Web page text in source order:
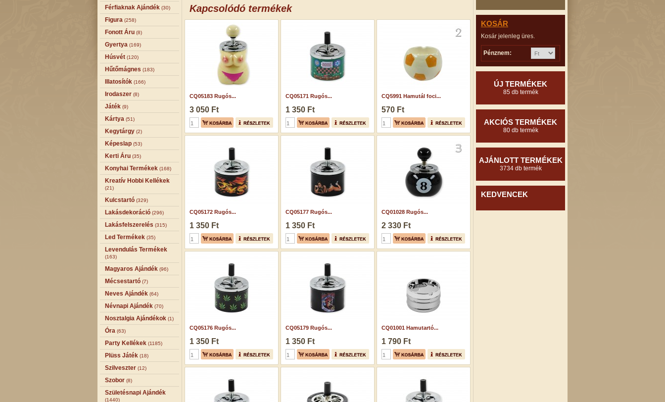
Férfiaknak Ajándék (30)
Figura (258)
Fonott Áru (8)
Gyertya (169)
Húsvét (120)
Hűtőmágnes (183)
Illatosítók (166)
Irodaszer (8)
Játék (9)
Kártya (51)
Kegytárgy (2)
Képeslap (53)
Kerti Áru (35)
Konyhai Termékek (168)
Kreatív Hobbi Kellékek
(21)
Kulcstartó (329)
Lakásdekoráció (296)
Lakásfelszerelés (315)
Led Termékek (35)
Levendulás Termékek
(163)
Magyaros Ajándék (96)
Mécsestartó (7)
Neves Ajándék (64)
Névnapi Ajándék (70)
Nosztalgia Ajándékok (1)
Óra (63)
Party Kellékek (1185)
Plüss Játék (18)
Szilveszter (12)
Szobor (8)
Születésnapi Ajándék
(1440)
Kapcsolódó termékek
CQ05183 Rugós...
3 050 Ft
CQ05171 Rugós...
1 350 Ft
CQ5991 Hamutál foci...
570 Ft
CQ05172 Rugós...
1 350 Ft
CQ05177 Rugós...
1 350 Ft
CQ01028 Rugós...
2 330 Ft
CQ05176 Rugós...
1 350 Ft
CQ05179 Rugós...
1 350 Ft
CQ01001 Hamutartó...
1 790 Ft
KOSÁR
Kosár jelenleg üres.
Pénznem:
ÚJ TERMÉKEK
85 db termék
AKCIÓS TERMÉKEK
80 db termék
AJÁNLOTT TERMÉKEK
3734 db termék
KEDVENCEK